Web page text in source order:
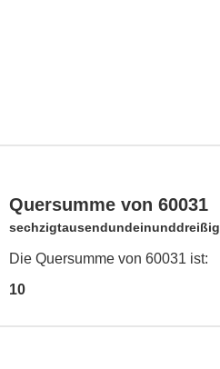
Quersumme von 60031
sechzigtausendundeinunddreißig
Die Quersumme von 60031 ist:
10